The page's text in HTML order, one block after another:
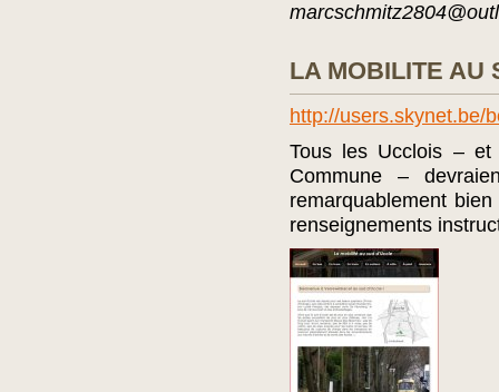
LA MOBILITE AU
http://users.skynet.be/
Tous les Ucclois –
Commune –
remarquablement
renseignements